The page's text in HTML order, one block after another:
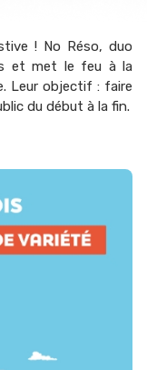
! No Réso, duo
et met le feu à la
Leur objectif : faire
du début à la fin.